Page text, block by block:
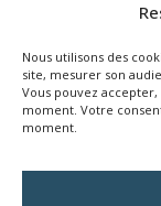
Nous utilisons des
site, mesurer son
Vous pouvez
moment. Votre
moment.
18 Rue
Z.I. des